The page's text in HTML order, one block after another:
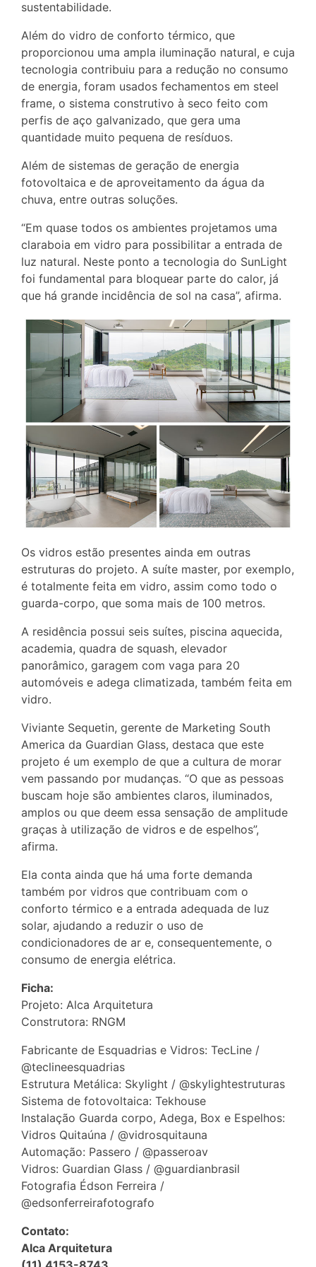
sustentabilidade.
Além do vidro de conforto térmico, que
proporcionou uma ampla iluminação natural, e cuja
tecnologia contribuiu para a redução no consumo
de energia, foram usados fechamentos em steel
frame, o sistema construtivo à seco feito com
perfis de aço galvanizado, que gera uma
quantidade muito pequena de resíduos.
Além de sistemas de geração de energia
fotovoltaica e de aproveitamento da água da
chuva, entre outras soluções.
“Em quase todos os ambientes projetamos uma
claraboia em vidro para possibilitar a entrada de
luz natural. Neste ponto a tecnologia do SunLight
foi fundamental para bloquear parte do calor, já
que há grande incidência de sol na casa”, afirma.
Os vidros estão presentes ainda em outras
estruturas do projeto. A suíte master, por exemplo,
é totalmente feita em vidro, assim como todo o
guarda-corpo, que soma mais de 100 metros.
A residência possui seis suítes, piscina aquecida,
academia, quadra de squash, elevador
panorâmico, garagem com vaga para 20
automóveis e adega climatizada, também feita em
vidro.
Viviante Sequetin, gerente de Marketing South
America da Guardian Glass, destaca que este
projeto é um exemplo de que a cultura de morar
vem passando por mudanças. “O que as pessoas
buscam hoje são ambientes claros, iluminados,
amplos ou que deem essa sensação de amplitude
graças à utilização de vidros e de espelhos”,
afirma.
Ela conta ainda que há uma forte demanda
também por vidros que contribuam com o
conforto térmico e a entrada adequada de luz
solar, ajudando a reduzir o uso de
condicionadores de ar e, consequentemente, o
consumo de energia elétrica.
Ficha:
Projeto: Alca Arquitetura
Construtora: RNGM
Fabricante de Esquadrias e Vidros: TecLine /
@teclineesquadrias
Estrutura Metálica: Skylight / @skylightestruturas
Sistema de fotovoltaica: Tekhouse
Instalação Guarda corpo, Adega, Box e Espelhos:
Vidros Quitaúna / @vidrosquitauna
Automação: Passero / @passeroav
Vidros: Guardian Glass / @guardianbrasil
Fotografia Édson Ferreira /
@edsonferreirafotografo
Contato:
Alca Arquitetura